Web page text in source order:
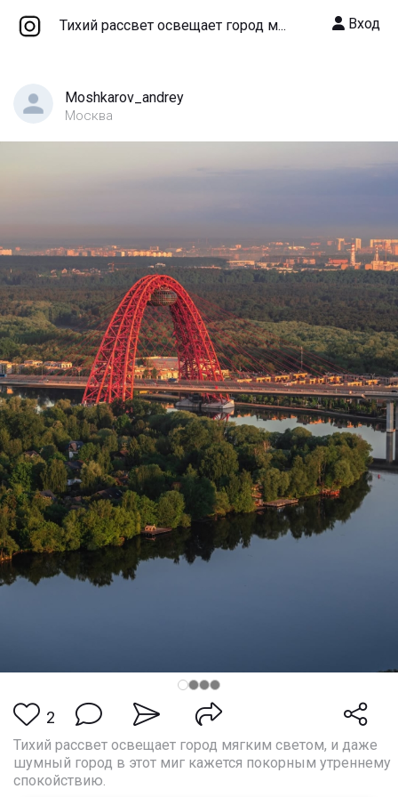
Тихий рассвет освещает город м... Вход
Moshkarov_andrey
Москва
2
Тихий рассвет освещает город мягким светом, и даже
шумный город в этот миг кажется покорным утреннему
спокойствию.